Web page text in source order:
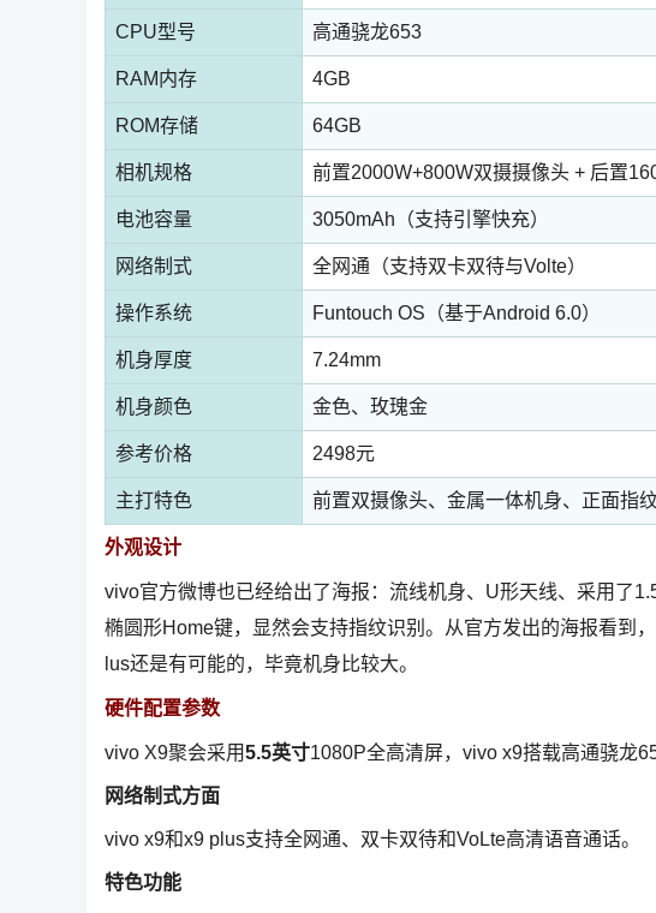
CPU型号 高通骁龙653
RAM内存 4GB
ROM存储 64GB
相机规格 前置2000W+800W双摄摄像头 + 后置
电池容量 3050mAh（支持引擎快充）
网络制式 全网通（支持双卡双待与Volte）
操作系统 Funtouch OS（基于Android 6.0）
机身厚度 7.24mm
机身颜色 金色、玫瑰金
参考价格 2498元
主打特色 前置双摄像头、金属一体机身、正面指
外观设计
vivo官方微博也已经给出了海报：流线机身、U形天线、采用了
椭圆形Home键，显然会支持指纹识别。从官方发出的海报看到
lus还是有可能的，毕竟机身比较大。
硬件配置参数
vivo X9聚会采用5.5英寸1080P全高清屏，vivo x9搭载高通骁龙
网络制式方面
vivo x9和x9 plus支持全网通、双卡双待和VoLte高清语音通话。
特色功能